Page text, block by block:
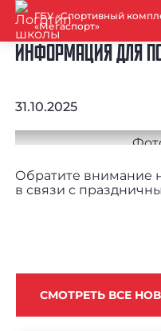
ГБУ «Спортивный
«Мегаспорт»
ИНФОРМАЦИЯ ДЛЯ
31.10.2025
Обратите внимание
в связи с
СМОТРЕТЬ ВСЕ